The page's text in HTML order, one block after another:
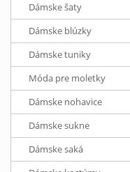
Dámske šaty
Dámske blúzky
Dámske tuniky
Móda pre moletky
Dámske nohavice
Dámske sukne
Dámske saká